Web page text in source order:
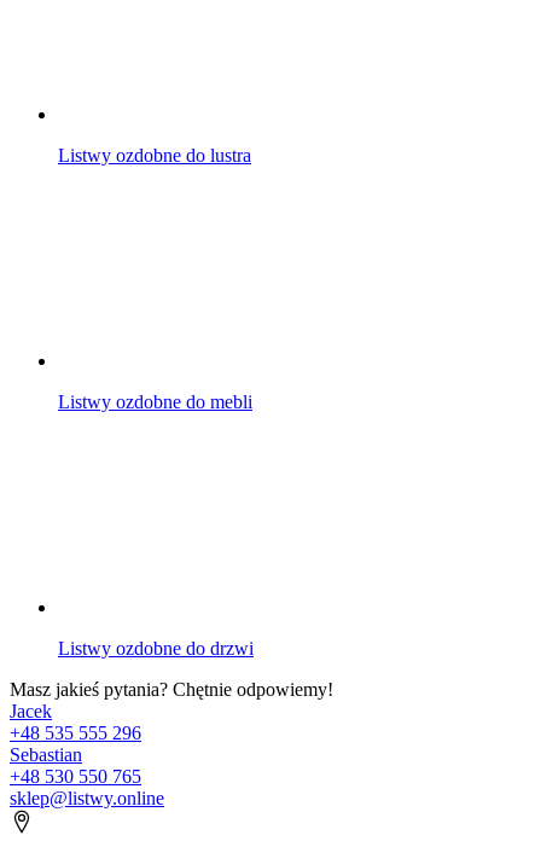
Listwy ozdobne do lustra
Listwy ozdobne do mebli
Listwy ozdobne do drzwi
Masz jakieś pytania? Chętnie odpowiemy!
Jacek
+48 535 555 296
Sebastian
+48 530 550 765
sklep@listwy.online